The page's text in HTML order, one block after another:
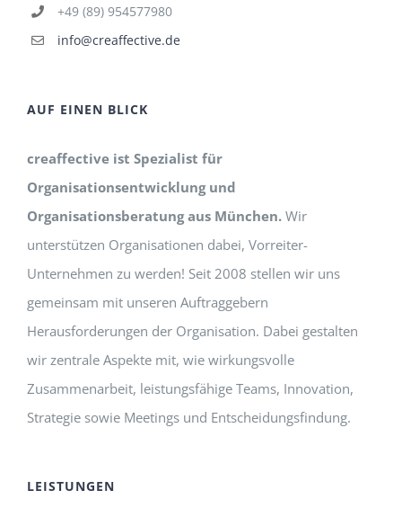
+49 (89) 954577980
info@creaffective.de
AUF EINEN BLICK
creaffective ist Spezialist für
Organisationsentwicklung und
Organisationsberatung aus München. Wir
unterstützen Organisationen dabei, Vorreiter-
Unternehmen zu werden! Seit 2008 stellen wir uns
gemeinsam mit unseren Auftraggebern
Herausforderungen der Organisation. Dabei gestalten
wir zentrale Aspekte mit, wie wirkungsvolle
Zusammenarbeit, leistungsfähige Teams, Innovation,
Strategie sowie Meetings und Entscheidungsfindung.
LEISTUNGEN